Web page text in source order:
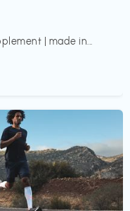
| made in...